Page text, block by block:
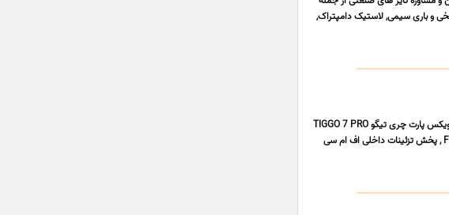
و باری سیمی, لاستیک دامپتراک,
نویکس پارت با سال ها تجربه در زمینه فروش لوازم موتوری فونیکس اف ایکس FX , قطعات بدنه نویکس پارت چری تیگو TIGGO 7 PRO
, لوازم خودرو فونیکس آریزو ARRIZO 6 GT , گیربکس سیستم انتقال قدرت فونیکس اف ایکس FX , پخش تزئینات داخلی اف ام سی